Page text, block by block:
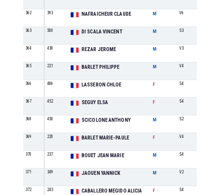
362 393 NAFRAICHEUR CLAUDE M V6
363 500 DI SCALA VINCENT M S3
364 430 REZAR JEROME M V3
365 221 BARLET PHILIPPE M V4
366 486 LASSERON CHLOE F S4
367 452 SEGUY ELSA F S4
368 450 SCICOLONE ANTHONY M S2
369 220 BARLET MARIE-PAULE F V4
370 237 BOUET JEAN MARIE M S4
371 349 JAOUEN YANNICK M V2
372 243 CABALLERO MEGIDO ALICIA F S4